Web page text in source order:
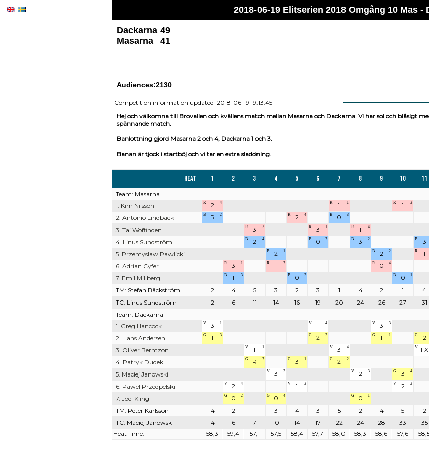
2018-06-19 Elitserien 2018 Omgång 10 Mas -
Dackarna 49
Masarna
41
Audiences:2130
Competition information updated '2018-06-19 19:13:45'
Hej och välkomna till Brovallen och kvällens match mellan Masarna och Dackarna. Vi har sol och blåsigt
spännande match.
Banlottning gjord Masarna 2 och 4, Dackarna 1 och 3.
Banan är tjock i startböj och vi tar en extra sladdning.
Heat 1 2 3 4 5 6 7 8 9 10 11
Team: Masarna
1. Kim Nilsson
R 2 4 R 1 1 R 1 3
2. Antonio Lindbäck
B R 2 R 2 4 B 0 3
3. Tai Woffinden
R 3 2 R 3 1 R 1 4
4. Linus Sundström
B 2 4 B 0 3 B 3 2 B 3
5. Przemyslaw Pawlicki
B 2 1 B 2 2 R 1
6. Adrian Cyfer
R 3 1 R 1 3 R 0 4
7. Emil Millberg
B 1 3 B 0 2 B 0 1
TM: Stefan Bäckström
2 4 5 3 2 3 1 4 2 1 4
TC: Linus Sundström 2 6 11 14 16 19 20 24 26 27 31
Team: Dackarna
1. Greg Hancock
V 3 1 V 1 4 V 3 3
2. Hans Andersen
G 1 3 G 2 2 G 1 1 G 2
3. Oliver Berntzon
V 1 1 V 3 4 V FX
4. Patryk Dudek
G R 3 G 3 1 G 2 2
5. Maciej Janowski
V 3 2 V 2 3 G 3 4
6. Pawel Przedpelski
V 2 4 V 1 3 V 2 2
7. Joel Kling
G 0 2 G 0 4 G 0 1
TM: Peter Karlsson
4 2 1 3 4 3 5 2 4 5 2
TC: Maciej Janowski 4 6 7 10 14 17 22 24 28 33 35
Heat Time:
58,3 59,4 57,1 57,5 58,4 57,7 58,0 58,3 58,6 57,6